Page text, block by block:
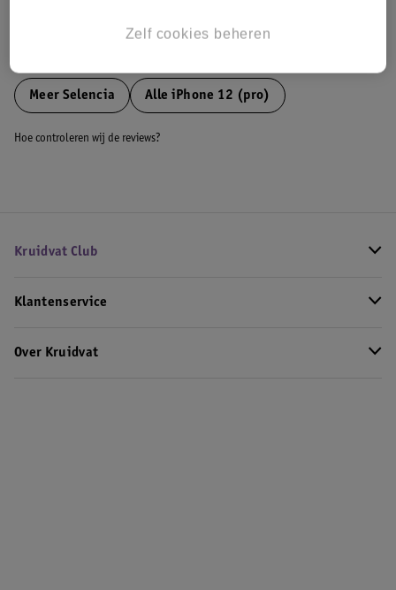
Meer Selencia Alle iPhone 12 (pro)
Hoe controleren wij de reviews?
Kruidvat Club
Klantenservice
Over Kruidvat
Zelf cookies beheren